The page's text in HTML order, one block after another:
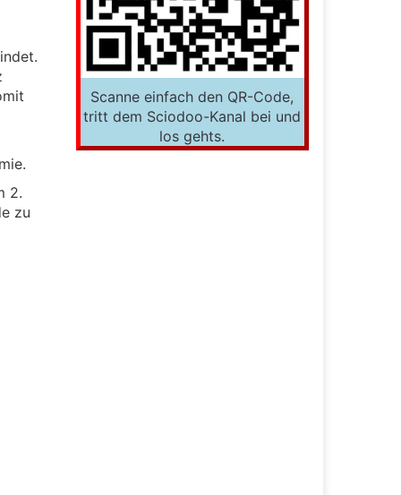
2.
zu
Scanne einfach den QR-Code,
tritt dem Sciodoo-Kanal bei und
los gehts.